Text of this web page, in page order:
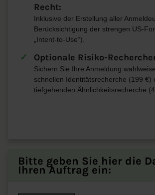
Recht:
Inklusive der Erstellung aller
Berücksichtigung der strengen US-
„Intent-to-Use“).
Optionale Risiko-
Sichern Sie Ihre Anmeldung
schnellen Identitätsrecherche (199 €)
tiefgehenden Ähnlichkeitsrecherche
Bitte geben Sie hier die
Ihren Auftrag ein: